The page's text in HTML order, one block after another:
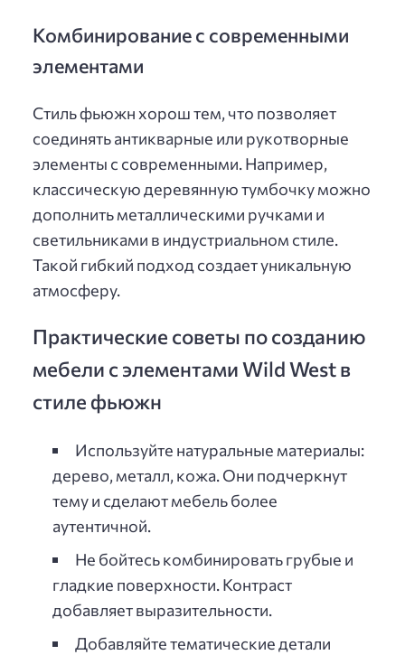
Комбинирование с современными
элементами
Стиль фьюжн хорош тем, что позволяет
соединять антикварные или рукотворные
элементы с современными. Например,
классическую деревянную тумбочку можно
дополнить металлическими ручками и
светильниками в индустриальном стиле.
Такой гибкий подход создает уникальную
атмосферу.
Практические советы по созданию
мебели с элементами Wild West в
стиле фьюжн
Используйте натуральные материалы:
дерево, металл, кожа. Они подчеркнут
тему и сделают мебель более
аутентичной.
Не бойтесь комбинировать грубые и
гладкие поверхности. Контраст
добавляет выразительности.
Добавляйте тематические детали